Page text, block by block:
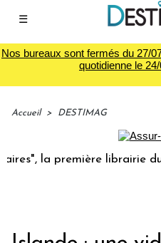
☰
Nos bureaux sont fermés du 27/
quotidienne le
Accueil > DESTIMAG
la première librairie du